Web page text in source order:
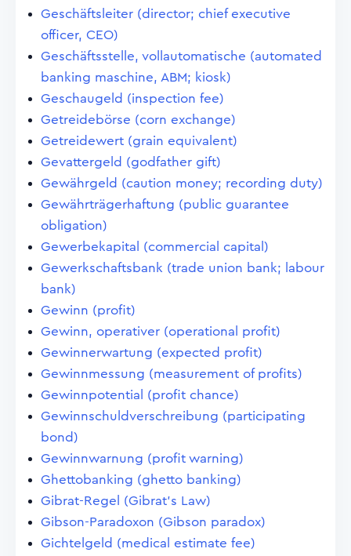
Geschäftsleiter (director; chief executive
officer, CEO)
Geschäftsstelle, vollautomatische (automated
banking maschine, ABM; kiosk)
Geschaugeld (inspection fee)
Getreidebörse (corn exchange)
Getreidewert (grain equivalent)
Gevattergeld (godfather gift)
Gewährgeld (caution money; recording duty)
Gewährträgerhaftung (public guarantee
obligation)
Gewerbekapital (commercial capital)
Gewerkschaftsbank (trade union bank; labour
bank)
Gewinn (profit)
Gewinn, operativer (operational profit)
Gewinnerwartung (expected profit)
Gewinnmessung (measurement of profits)
Gewinnpotential (profit chance)
Gewinnschuldverschreibung (participating
bond)
Gewinnwarnung (profit warning)
Ghettobanking (ghetto banking)
Gibrat-Regel (Gibrat's Law)
Gibson-Paradoxon (Gibson paradox)
Gichtelgeld (medical estimate fee)